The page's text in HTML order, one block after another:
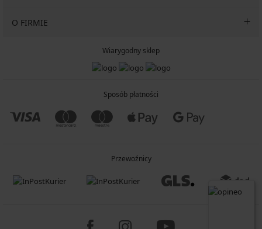
O FIRMIE
Wiarygodny sklep
Sposób płatności
Przewoźnicy